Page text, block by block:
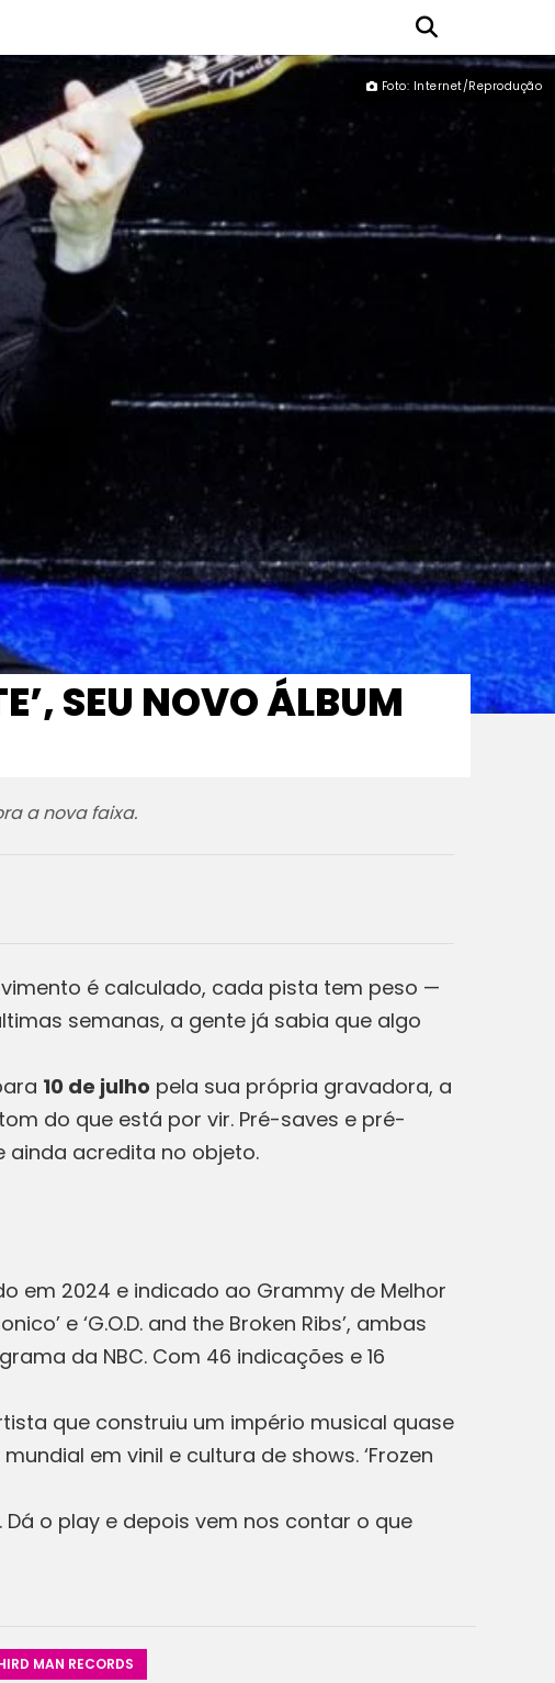
Foto: Internet/Reprodução
SEU NOVO ÁLBUM
a nova faixa.
é calculado, cada pista tem peso —
semanas, a gente já sabia que algo
10 de julho pela sua própria gravadora, a
do que está por vir. Pré-saves e pré-
ainda acredita no objeto.
em 2024 e indicado ao Grammy de Melhor
e ‘G.O.D. and the Broken Ribs’, ambas
da NBC. Com 46 indicações e 16
que construiu um império musical quase
em vinil e cultura de shows. ‘Frozen
o play e depois vem nos contar o que
MAN RECORDS